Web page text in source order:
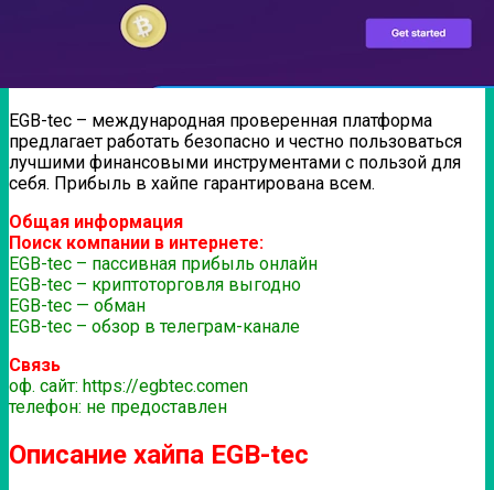
EGB-tec – международная проверенная платформа
предлагает работать безопасно и честно пользоваться
лучшими финансовыми инструментами с пользой для
себя. Прибыль в хайпе гарантирована всем.
Общая информация
Поиск компании в интернете:
EGB-tec – пассивная прибыль онлайн
EGB-tec – криптоторговля выгодно
EGB-tec — обман
EGB-tec – обзор в телеграм-канале
Связь
оф. сайт: https://egbtec.comen
телефон: не предоставлен
Описание хайпа EGB-tec